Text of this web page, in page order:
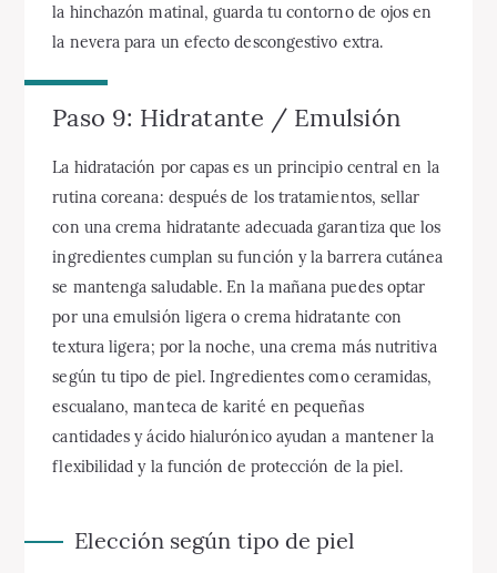
la hinchazón matinal, guarda tu contorno de ojos en
la nevera para un efecto descongestivo extra.
Paso 9: Hidratante / Emulsión
La hidratación por capas es un principio central en la
rutina coreana: después de los tratamientos, sellar
con una crema hidratante adecuada garantiza que los
ingredientes cumplan su función y la barrera cutánea
se mantenga saludable. En la mañana puedes optar
por una emulsión ligera o crema hidratante con
textura ligera; por la noche, una crema más nutritiva
según tu tipo de piel. Ingredientes como ceramidas,
escualano, manteca de karité en pequeñas
cantidades y ácido hialurónico ayudan a mantener la
flexibilidad y la función de protección de la piel.
Elección según tipo de piel